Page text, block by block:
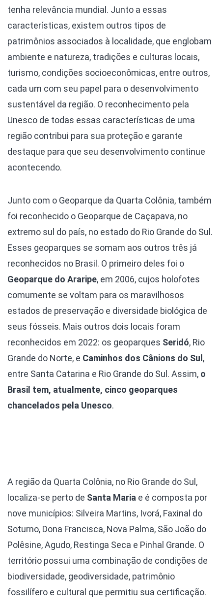
tenha relevância mundial. Junto a essas
características, existem outros tipos de
patrimônios associados à localidade, que englobam
ambiente e natureza, tradições e culturas locais,
turismo, condições socioeconômicas, entre outros,
cada um com seu papel para o desenvolvimento
sustentável da região. O reconhecimento pela
Unesco de todas essas características de uma
região contribui para sua proteção e garante
destaque para que seu desenvolvimento continue
acontecendo.
Junto com o Geoparque da Quarta Colônia, também
foi reconhecido o Geoparque de Caçapava, no
extremo sul do país, no estado do Rio Grande do Sul.
Esses geoparques se somam aos outros três já
reconhecidos no Brasil. O primeiro deles foi o
Geoparque do Araripe, em 2006, cujos holofotes
comumente se voltam para os maravilhosos
estados de preservação e diversidade biológica de
seus fósseis. Mais outros dois locais foram
reconhecidos em 2022: os geoparques Seridó, Rio
Grande do Norte, e Caminhos dos Cânions do Sul ,
entre Santa Catarina e Rio Grande do Sul. Assim, o
Brasil tem, atualmente, cinco geoparques
chancelados pela Unesco.
A região da Quarta Colônia, no Rio Grande do Sul,
localiza-se perto de Santa Maria e é composta por
nove municípios: Silveira Martins, Ivorá, Faxinal do
Soturno, Dona Francisca, Nova Palma, São João do
Polêsine, Agudo, Restinga Seca e Pinhal Grande. O
território possui uma combinação de condições de
biodiversidade, geodiversidade, patrimônio
fossilífero e cultural que permitiu sua certificação.